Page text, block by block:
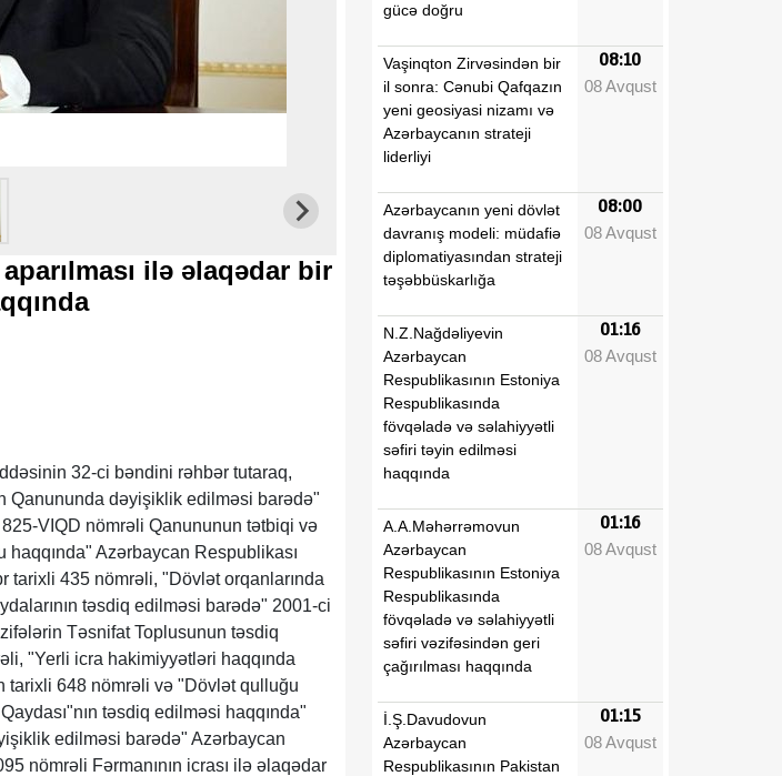
ilə əlaqədar bir
32-ci bəndini rəhbər tutaraq,
Qanununda dəyişiklik edilməsi barədə"
VIQD nömrəli Qanununun tətbiqi və
Azərbaycan Respublikası
435 nömrəli, "Dövlət orqanlarında
təsdiq edilməsi barədə" 2001-ci
Təsnifat Toplusunun təsdiq
"Yerli icra hakimiyyətləri haqqında
648 nömrəli və "Dövlət qulluğu
təsdiq edilməsi haqqında"
edilməsi barədə" Azərbaycan
nömrəli Fərmanının icrası ilə əlaqədar
gücə doğru
Vaşinqton Zirvəsindən bir
il sonra: Cənubi Qafqazın
yeni geosiyasi nizamı və
Azərbaycanın strateji
liderliyi
08:10
08 Avqust
Azərbaycanın yeni dövlət
davranış modeli: müdafiə
diplomatiyasından strateji
təşəbbüskarlığa
08:00
08 Avqust
N.Z.Nağdəliyevin
Azərbaycan
Respublikasının Estoniya
Respublikasında
fövqəladə və səlahiyyətli
səfiri təyin edilməsi
haqqında
01:16
08 Avqust
A.A.Məhərrəmovun
Azərbaycan
Respublikasının Estoniya
Respublikasında
fövqəladə və səlahiyyətli
səfiri vəzifəsindən geri
çağırılması haqqında
01:16
08 Avqust
İ.Ş.Davudovun
Azərbaycan
Respublikasının Pakistan
01:15
08 Avqust